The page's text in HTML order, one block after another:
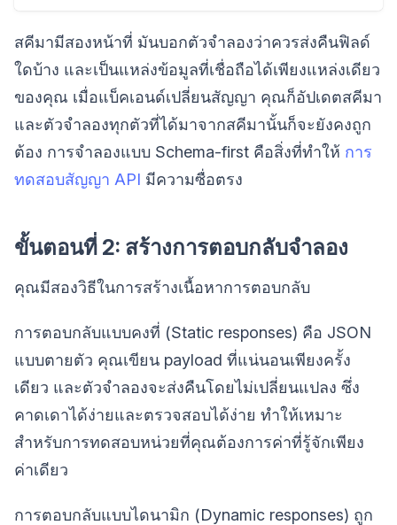
สคีมามีสองหน้าที่ มันบอกตัวจำลองว่าควรส่งคืนฟิลด์
ใดบ้าง และเป็นแหล่งข้อมูลที่เชื่อถือได้เพียงแหล่งเดียว
ของคุณ เมื่อแบ็คเอนด์เปลี่ยนสัญญา คุณก็อัปเดตสคีมา
และตัวจำลองทุกตัวที่ได้มาจากสคีมานั้นก็จะยังคงถูก
ต้อง การจำลองแบบ Schema-first คือสิ่งที่ทำให้ การ
ทดสอบสัญญา API มีความซื่อตรง
ขั้นตอนที่ 2: สร้างการตอบกลับจำลอง
คุณมีสองวิธีในการสร้างเนื้อหาการตอบกลับ
การตอบกลับแบบคงที่ (Static responses) คือ JSON
แบบตายตัว คุณเขียน payload ที่แน่นอนเพียงครั้ง
เดียว และตัวจำลองจะส่งคืนโดยไม่เปลี่ยนแปลง ซึ่ง
คาดเดาได้ง่ายและตรวจสอบได้ง่าย ทำให้เหมาะ
สำหรับการทดสอบหน่วยที่คุณต้องการค่าที่รู้จักเพียง
ค่าเดียว
การตอบกลับแบบไดนามิก (Dynamic responses) ถูก